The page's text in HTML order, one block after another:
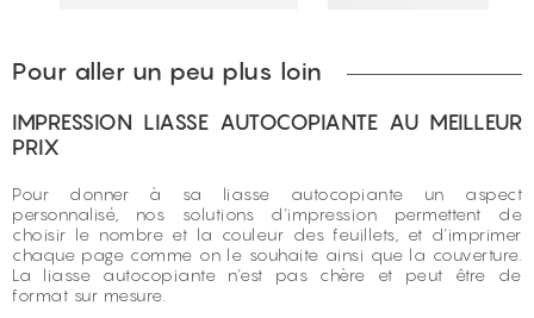
Pour aller un peu plus loin
IMPRESSION LIASSE AUTOCOPIANTE AU MEILLEUR
PRIX
Pour donner à sa liasse autocopiante un aspect
personnalisé, nos solutions d'impression permettent de
choisir le nombre et la couleur des feuillets, et d'imprimer
chaque page comme on le souhaite ainsi que la couverture.
La liasse autocopiante n'est pas chère et peut être de
format sur mesure.